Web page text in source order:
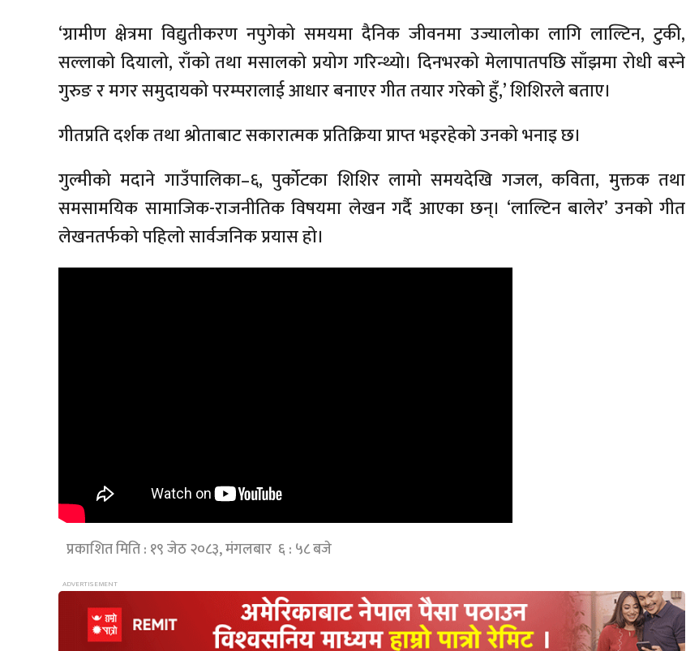
‘ग्रामीण क्षेत्रमा विद्युतीकरण नपुगेको समयमा दैनिक जीवनमा उज्यालोका लागि लाल्टिन, टुकी,
सल्लाको दियालो, राँको तथा मसालको प्रयोग गरिन्थ्यो। दिनभरको मेलापातपछि साँझमा रोधी बस्ने
गुरुङ र मगर समुदायको परम्परालाई आधार बनाएर गीत तयार गरेको हुँ,’ शिशिरले बताए।
गीतप्रति दर्शक तथा श्रोताबाट सकारात्मक प्रतिक्रिया प्राप्त भइरहेको उनको भनाइ छ।
गुल्मीको मदाने गाउँपालिका–६, पुर्कोटका शिशिर लामो समयदेखि गजल, कविता, मुक्तक तथा
समसामयिक सामाजिक-राजनीतिक विषयमा लेखन गर्दै आएका छन्। ‘लाल्टिन बालेर’ उनको गीत
लेखनतर्फको पहिलो सार्वजनिक प्रयास हो।
प्रकाशित मिति : १९ जेठ २०८३, मंगलबार ६ : ५८ बजे